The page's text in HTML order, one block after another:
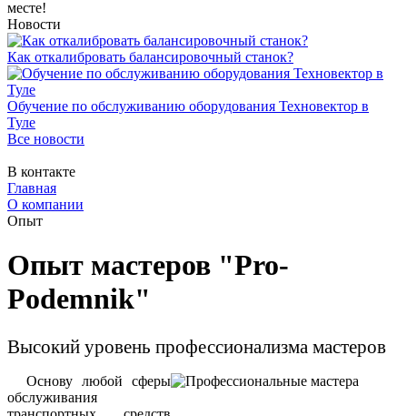
месте!
Новости
Как откалибровать балансировочный станок?
Обучение по обслуживанию оборудования Техновектор в
Туле
Все новости
В контакте
Главная
О компании
Опыт
Опыт мастеров "Pro-
Podemnik"
Высокий уровень профессионализма мастеров
Основу любой сферы
обслуживания